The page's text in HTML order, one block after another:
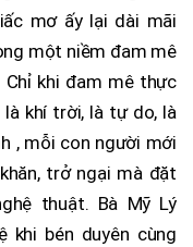
mơ ấy lại dài mãi
một niềm đam mê
khi đam mê thực
khí trời, là tự do, là
, mỗi con người mới
trở ngại mà đặt
thuật. Bà Mỹ Lý
khi bén duyên cùng